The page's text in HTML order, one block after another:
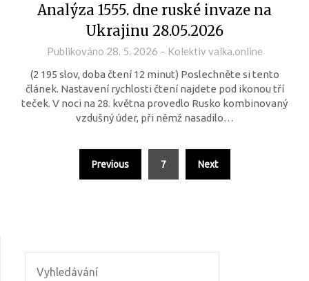
Analýza 1555. dne ruské invaze na
Ukrajinu 28.05.2026
Publikováno 28. 5. 2026 – Kolektiv valka.online
(2 195 slov, doba čtení 12 minut) Poslechněte si tento
článek. Nastavení rychlosti čtení najdete pod ikonou tří
teček. V noci na 28. května provedlo Rusko kombinovaný
vzdušný úder, při němž nasadilo…
Previous 7 Next